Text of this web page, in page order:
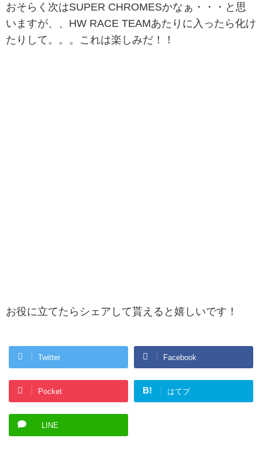
おそらく次はSUPER CHROMESかなぁ・・・と思
いますが、、HW RACE TEAMあたりに入ったら化け
たりして。。。これは楽しみだ！！
お役に立てたらシェアして貰えると嬉しいです！
Twitter Facebook
Pocket B! はてブ
LINE